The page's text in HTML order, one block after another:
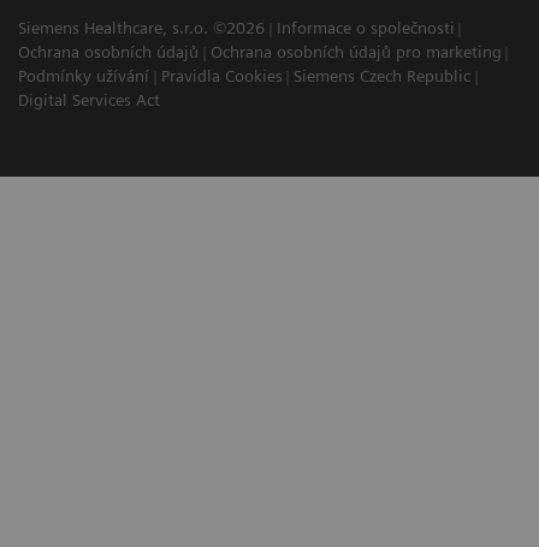
Siemens Healthcare, s.r.o. ©2026
Informace o společnosti
Ochrana osobních údajů
Ochrana osobních údajů pro marketing
Podmínky užívání
Pravidla Cookies
Siemens Czech Republic
Digital Services Act